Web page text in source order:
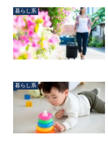
暮らし系
暮らし系